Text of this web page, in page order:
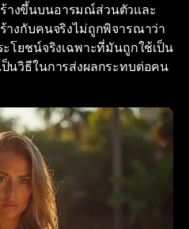
างขึ้นบนอารมณ์ส่วนตัวและ
างกับคนจริงไม่ถูกพิจารณาว่า
โยชน์จริงเฉพาะที่มันถูกใช้เป็น
นวิธีในการส่งผลกระทบต่อคน